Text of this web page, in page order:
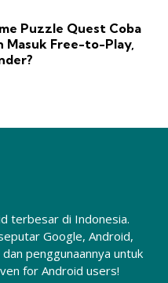
Puzzle Quest Coba
Masuk Free-to-Play,
terbesar di Indonesia.
Google, Android,
penggunaannya untuk
for Android users!